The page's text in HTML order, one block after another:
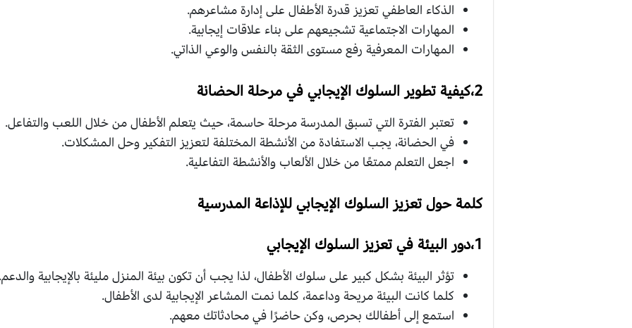
الذكاء العاطفي تعزيز قدرة الأطفال على إدارة مشاعرهم.
المهارات الاجتماعية تشجيعهم على بناء علاقات إيجابية.
المهارات المعرفية رفع مستوى الثقة بالنفس والوعي الذاتي.
2،كيفية تطوير السلوك الإيجابي في مرحلة الحضانة
تعتبر الفترة التي تسبق المدرسة مرحلة حاسمة، حيث يتعلم الأطفال من خلال اللعب والتفاعل.
في الحضانة، يجب الاستفادة من الأنشطة المختلفة لتعزيز التفكير وحل المشكلات.
اجعل التعلم ممتعًا من خلال الألعاب والأنشطة التفاعلية.
كلمة حول تعزيز السلوك الإيجابي للإذاعة المدرسية
1،دور البيئة في تعزيز السلوك الإيجابي
تؤثر البيئة بشكل كبير على سلوك الأطفال، لذا يجب أن تكون بيئة المنزل مليئة بالإيجابية
كلما كانت البيئة مريحة وداعمة، كلما نمت المشاعر الإيجابية لدى الأطفال.
استمع إلى أطفالك بحرص، وكن حاضرًا في محادثاتك معهم.